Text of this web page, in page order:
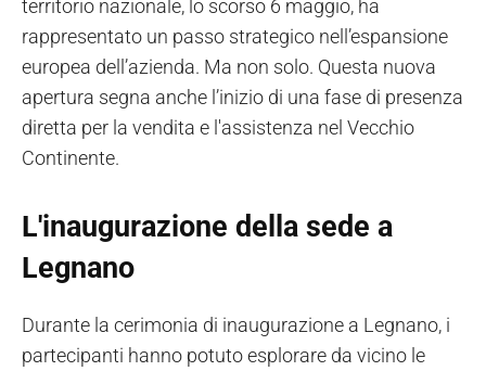
territorio nazionale, lo scorso 6 maggio, ha
rappresentato un passo strategico nell’espansione
europea dell’azienda. Ma non solo. Questa nuova
apertura segna anche l’inizio di una fase di presenza
diretta per la vendita e l'assistenza nel Vecchio
Continente.
L'inaugurazione della sede a
Legnano
Durante la cerimonia di inaugurazione a Legnano, i
partecipanti hanno potuto esplorare da vicino le